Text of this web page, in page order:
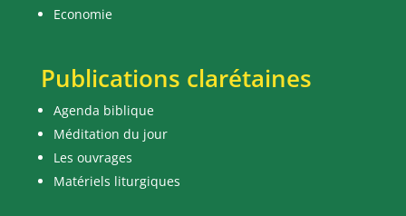
Economie
Publications clarétaines
Agenda biblique
Méditation du jour
Les ouvrages
Matériels liturgiques